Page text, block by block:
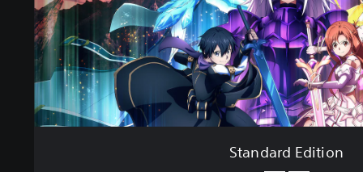
d
i
t
i
Standard Edition